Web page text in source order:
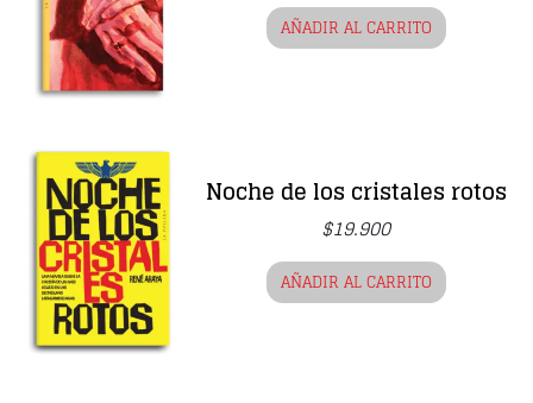
AÑADIR AL CARRITO
Noche de los cristales rotos
$19.900
AÑADIR AL CARRITO